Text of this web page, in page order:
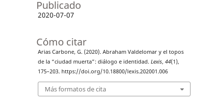
Publicado
2020-07-07
Cómo citar
Arias Carbone, G. (2020). Abraham Valdelomar y el topos
de la “ciudad muerta”: diálogo e identidad. Lexis, 44(1),
175–203. https://doi.org/10.18800/lexis.202001.006
Más formatos de cita